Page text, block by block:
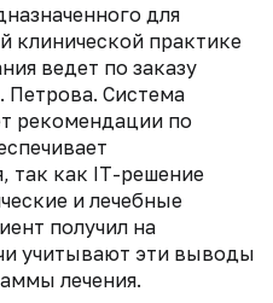
для
клинической практике
ведет по заказу
Система
рекомендации по
так как IT-решение
и лечебные
получил на
учитывают эти выводы
лечения.